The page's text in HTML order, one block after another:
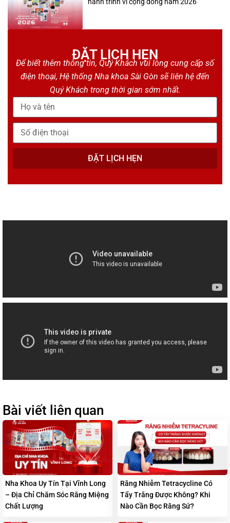
ĐẶT LỊCH HẸN
Để biết thêm thông tin, Quý Khách vui lòng cung cấp số
điện thoại, Hệ thống Nha khoa Sài Gòn sẽ liên hệ đến
Quý Khách trong thời gian sớm nhất.
ĐẶT LỊCH HẸN
Bài viết liên quan
Nha Khoa Uy Tín Tại Vĩnh Long
– Địa Chỉ Chăm Sóc Răng Miệng
Chất Lượng
Răng Nhiễm Tetracycline Có
Tẩy Trắng Được Không? Khi
Nào Cần Bọc Răng Sứ?